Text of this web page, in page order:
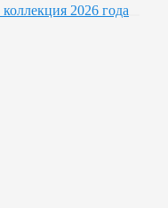
2026 года